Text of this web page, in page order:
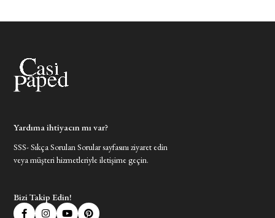
Yardıma ihtiyacın mı var?
SSS- Sıkça Sorulan Sorular sayfasını ziyaret edin
veya müşteri hizmetleriyle iletişime geçin.
Bizi Takip Edin!